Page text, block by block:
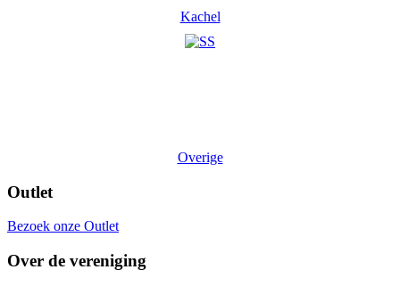
Kachel
Overige
Outlet
Bezoek onze Outlet
Over de vereniging